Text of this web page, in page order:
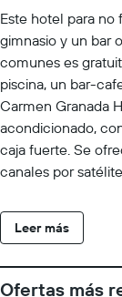
Este hotel para no
gimnasio y un bar
comunes es
piscina, un bar-
Carmen Granada
acondicionado,
caja fuerte. Se
canales por
hotel en Granada
servicios para las
servicios de ocio y
Leer más
Ofertas más